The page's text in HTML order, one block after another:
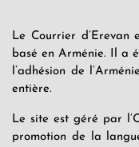
Le Courrier d’Erevan
basé en Arménie. Il a
l’adhésion de
entière.
Le site est géré par
promotion de la